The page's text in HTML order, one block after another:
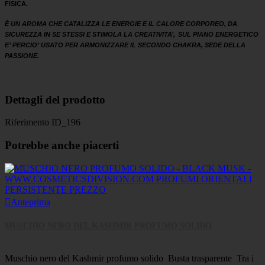
FISICA.
È UN AROMA CHE CATALIZZA LE ENERGIE E IL CALORE CORPOREO, DA
SICUREZZA IN SE STESSI E STIMOLA LA CREATIVITA’, SUL PIANO ENERGETICO
E’ PERCIO’ USATO PER ARMONIZZARE IL SECONDO CHAKRA, SEDE DELLA
PASSIONE.
Dettagli del prodotto
Riferimento ID_196
Potrebbe anche piacerti
Anteprima
Muschio nero del Kashmir profumo solido Busta trasparente Tra i